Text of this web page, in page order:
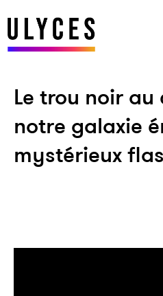
Le trou noir
notre galaxie
mystérieux